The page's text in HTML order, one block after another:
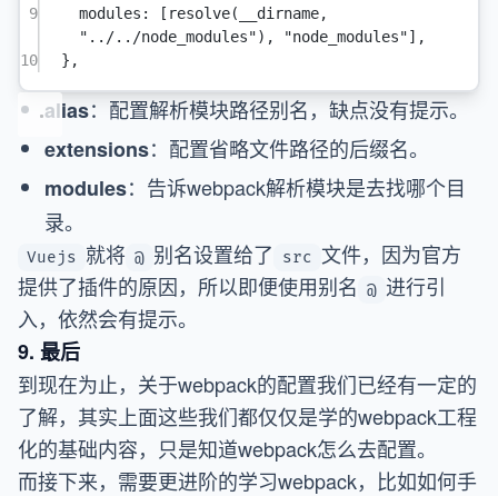
9
modules : [ resolve
"../../node_modules"), "node_modules"],
10
},
alias：配置解析模块路径别名，缺点没有提示。
extensions：配置省略文件路径的后缀名。
modules：告诉webpack解析模块是去找哪个目
录。
Vuejs 就将 @ 别名设置给了 src
文件，因为官方
提供了插件的原因，所以即便使用别名 @ 进行引
入，依然会有提示。
9. 最后
到现在为止，关于webpack的配置我们已经有一定的
了解，其实上面这些我们都仅仅是学的webpack工程
化的基础内容，只是知道webpack怎么去配置。
而接下来，需要更进阶的学习webpack，比如如何手